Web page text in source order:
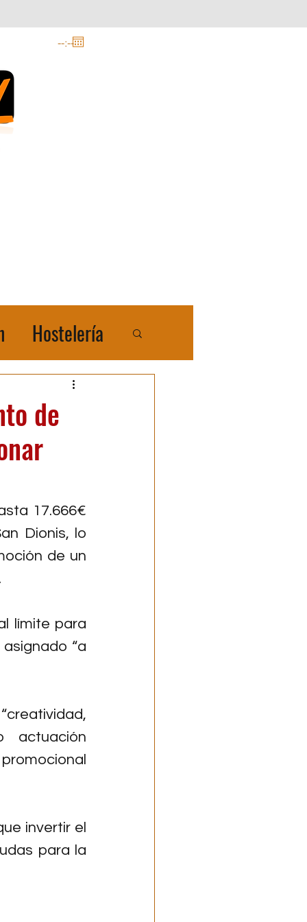
Hostelería
de
17.666€
Dionis, lo
de un
límite para
“a
actuación
invertir el
para la